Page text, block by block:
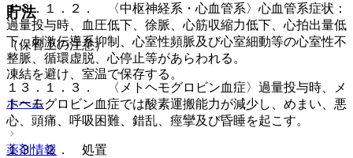
貯法
（保管上の注意）
凍結を避け、室温で保存する。
ホーム
薬剤情報
１３．１．２． 〈中枢神経系・心血管系〉心血管系症状：
過量投与時、血圧低下、徐脈、心筋収縮力低下、心拍出量低
下、刺激伝導系抑制、心室性頻脈及び心室細動等の心室性不
整脈、循環虚脱、心停止等があらわれる。
１３．１．３． 〈メトヘモグロビン血症〉過量投与時、メ
トヘモグロビン血症では酸素運搬能力が減少し、めまい、悪
心、頭痛、呼吸困難、錯乱、痙攣及び昏睡を起こす。
１３．２． 処置